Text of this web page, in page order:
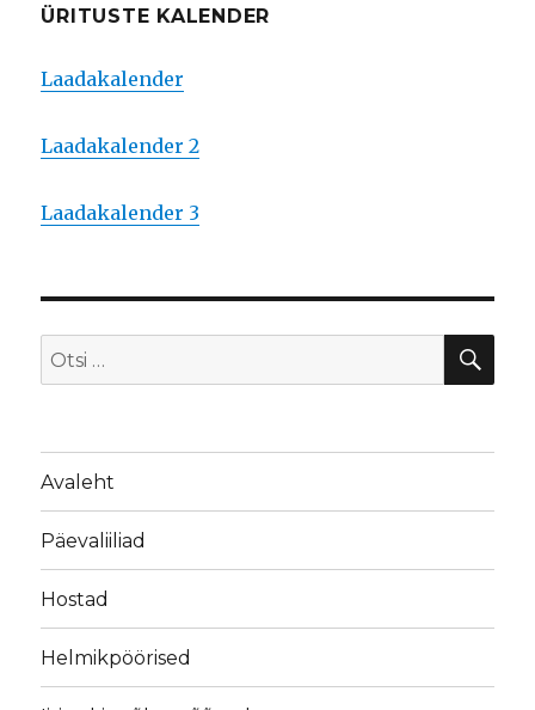
ÜRITUSTE KALENDER
Laadakalender
Laadakalender 2
Laadakalender 3
Otsi:
Avaleht
Päevaliiliad
Hostad
Helmikpöörised